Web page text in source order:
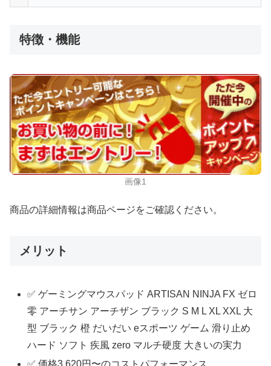
特徴・機能
画像1
商品の詳細情報は商品ページをご確認ください。
メリット
✅ ゲーミングマウスパッド ARTISAN NINJA FX ゼロ
零 アーチサン アーチザン ブラック S M L XL XXL 大
型 ブラック 橙 だいだい eスポーツ ゲーム 滑り止め
ハード ソフト 疾風 zero マルチ硬度 大きいの実力
✅ 価格3,620円〜のコストパフォーマンス